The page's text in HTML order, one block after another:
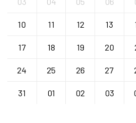
10 11 12 13
17 18 19 20
24 25 26 27
31 01 02 03